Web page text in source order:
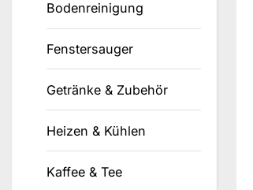
Bodenreinigung
Fenstersauger
Getränke & Zubehör
Heizen & Kühlen
Kaffee & Tee